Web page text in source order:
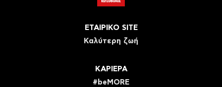
ΕΤΑΙΡΙΚΟ SITE
Καλύτερη ζωή
ΚΑΡΙΕΡΑ
#beMORE